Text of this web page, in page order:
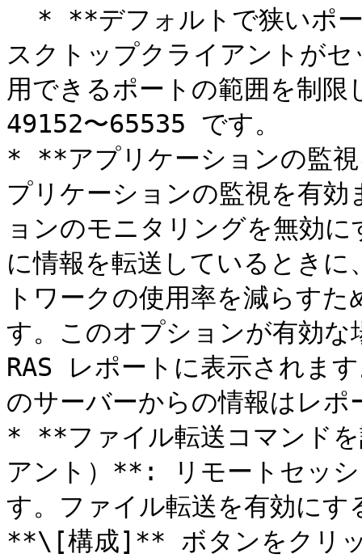
スクトップクライアントが
用できるポートの範囲を制
49152〜65535 です。
* **アプリケーションの監
プリケーションの監視を有
ョンのモニタリングを無効
に情報を転送しているとき
トワークの使用率を減らす
す。このオプションが有効
RAS レポートに表示されま
のサーバーからの情報はレ
* **ファイル転送コマンド
アント）**: リモートセッシ
す。ファイル転送を有効に
**\[構成]** ボタンをクリッ